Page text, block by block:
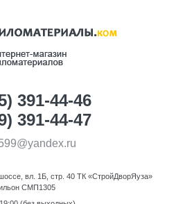
391-44-46
391-44-47
вл. 1Б, стр. 40 ТК «СтройДворЯуза»
СМП1305